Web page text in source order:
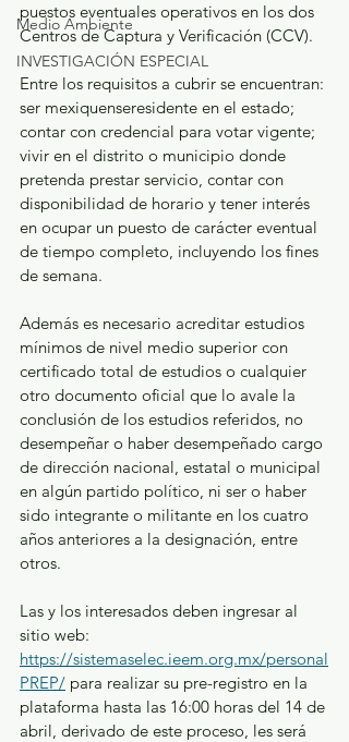
Medio Ambiente
INVESTIGACIÓN ESPECIAL
puestos eventuales operativos en los dos
Centros de Captura y Verificación (CCV).
Entre los requisitos a cubrir se encuentran:
ser mexiquenseresidente en el estado;
contar con credencial para votar vigente;
vivir en el distrito o municipio donde
pretenda prestar servicio, contar con
disponibilidad de horario y tener interés
en ocupar un puesto de carácter eventual
de tiempo completo, incluyendo los fines
de semana.
Además es necesario acreditar estudios
mínimos de nivel medio superior con
certificado total de estudios o cualquier
otro documento oficial que lo avale la
conclusión de los estudios referidos, no
desempeñar o haber desempeñado cargo
de dirección nacional, estatal o municipal
en algún partido político, ni ser o haber
sido integrante o militante en los cuatro
años anteriores a la designación, entre
otros.
Las y los interesados deben ingresar al
sitio web:
https://sistemaselec.ieem.org.mx/personal
PREP/ para realizar su pre-registro en la
plataforma hasta las 16:00 horas del 14 de
abril, derivado de este proceso, les será